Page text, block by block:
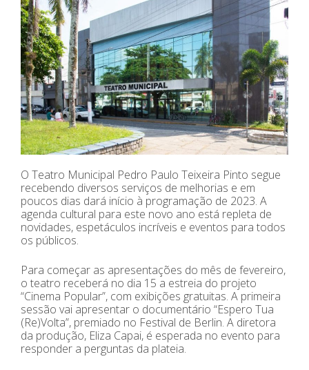
O Teatro Municipal Pedro Paulo Teixeira Pinto segue
recebendo diversos serviços de melhorias e em
poucos dias dará início à programação de 2023. A
agenda cultural para este novo ano está repleta de
novidades, espetáculos incríveis e eventos para todos
os públicos.
Para começar as apresentações do mês de fevereiro,
o teatro receberá no dia 15 a estreia do projeto
“Cinema Popular”, com exibições gratuitas. A primeira
sessão vai apresentar o documentário “Espero Tua
(Re)Volta”, premiado no Festival de Berlin. A diretora
da produção, Eliza Capai, é esperada no evento para
responder a perguntas da plateia.